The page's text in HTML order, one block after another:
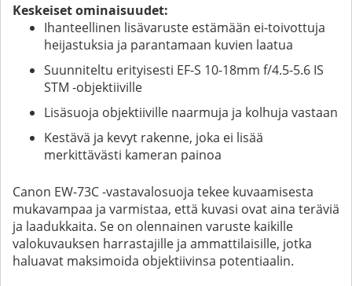
Keskeiset ominaisuudet:
Ihanteellinen lisävaruste estämään ei-toivottuja
heijastuksia ja parantamaan kuvien laatua
Suunniteltu erityisesti EF-S 10-18mm f/4.5-5.6 IS
STM -objektiiville
Lisäsuoja objektiiville naarmuja ja kolhuja vastaan
Kestävä ja kevyt rakenne, joka ei lisää
merkittävästi kameran painoa
Canon EW-73C -vastavalosuoja tekee kuvaamisesta
mukavampaa ja varmistaa, että kuvasi ovat aina teräviä
ja laadukkaita. Se on olennainen varuste kaikille
valokuvauksen harrastajille ja ammattilaisille, jotka
haluavat maksimoida objektiivinsa potentiaalin.